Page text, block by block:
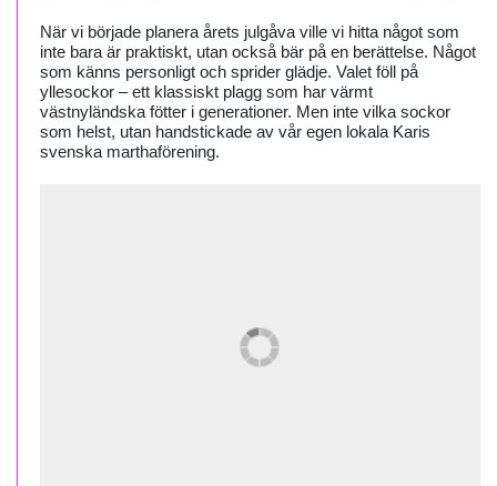
När vi började planera årets julgåva ville vi hitta något som
inte bara är praktiskt, utan också bär på en berättelse. Något
som känns personligt och sprider glädje. Valet föll på
yllesockor – ett klassiskt plagg som har värmt
västnyländska fötter i generationer. Men inte vilka sockor
som helst, utan handstickade av vår egen lokala Karis
svenska marthaförening.